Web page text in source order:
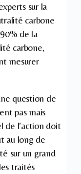
sur la
carbone
de la
carbone,
mesurer
question de
pas mais
de l’action doit
au long de
sur un grand
traités